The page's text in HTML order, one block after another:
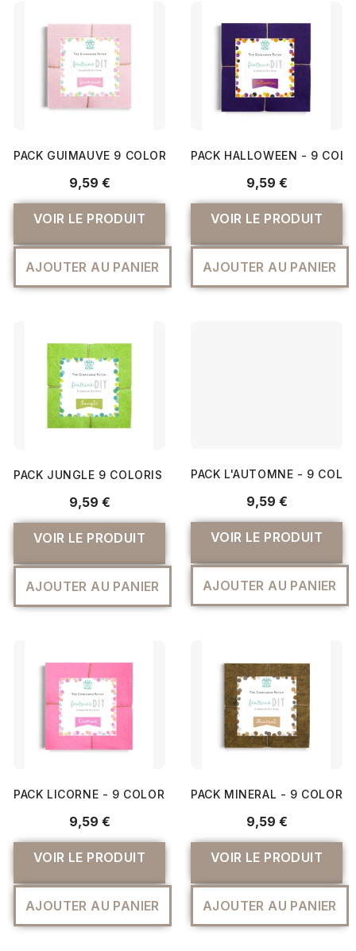
PACK GUIMAUVE 9 COLORIS DE FEUTRINE 15X15CM EN
9,59 €
VOIR LE PRODUIT
AJOUTER AU PANIER
PACK HALLOWEEN - 9
9,59 €
VOIR LE PRODUIT
AJOUTER AU PANIER
PACK JUNGLE 9 COLORIS DE FEUTRINE 15X15CM EN
9,59 €
VOIR LE PRODUIT
AJOUTER AU PANIER
PACK L'AUTOMNE - 9
9,59 €
VOIR LE PRODUIT
AJOUTER AU PANIER
PACK LICORNE - 9 COLORIS DE FEUTRINE 15X15CM EN
9,59 €
VOIR LE PRODUIT
AJOUTER AU PANIER
PACK MINERAL - 9
9,59 €
VOIR LE PRODUIT
AJOUTER AU PANIER